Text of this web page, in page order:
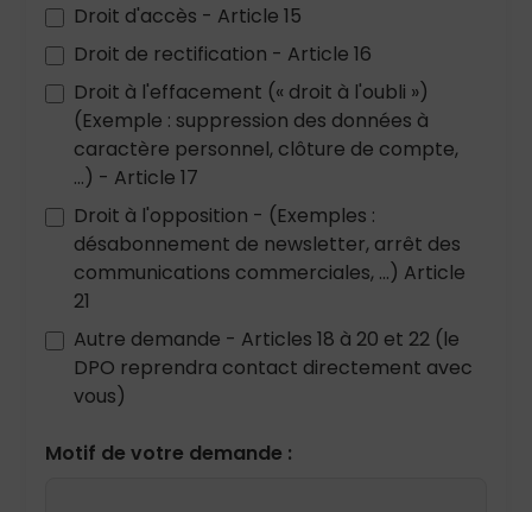
Droit d'accès - Article 15
Droit de rectification - Article 16
Droit à l'effacement (« droit à l'oubli »)
(Exemple : suppression des données à
caractère personnel, clôture de compte,
...) - Article 17
Droit à l'opposition - (Exemples :
désabonnement de newsletter, arrêt des
communications commerciales, ...) Article
21
Autre demande - Articles 18 à 20 et 22 (le
DPO reprendra contact directement avec
vous)
Motif de votre demande :